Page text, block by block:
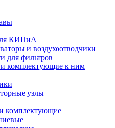
КИПиА
и воздухоотводчики
для фильтров
комплектующие к ним
узлы
комплектующие